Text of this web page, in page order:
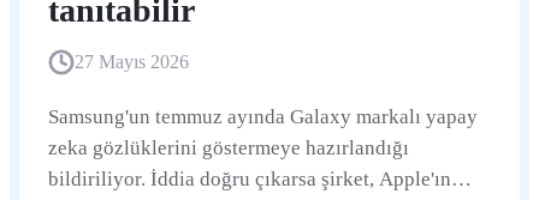
tanıtabilir
27 Mayıs 2026
Samsung'un temmuz ayında Galaxy markalı yapay
zeka gözlüklerini göstermeye hazırlandığı
bildiriliyor. İddia doğru çıkarsa şirket, Apple'ın